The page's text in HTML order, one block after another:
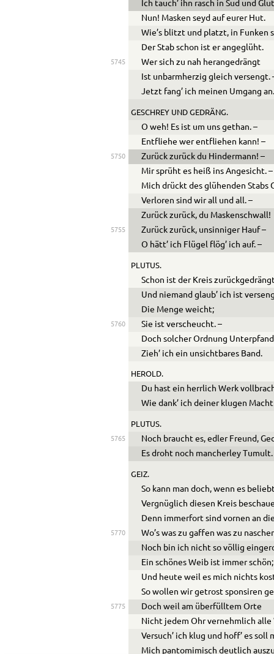
Ich tauch’ ihn rasch in Sud und
Nun! Masken seyd auf eurer Hut.
Wie’s blitzt und platzt, in Funken
Der Stab schon ist er angeglüht.
5745
Wer sich zu nah herangedrängt
Ist unbarmherzig gleich versengt.
Jetzt fang’ ich meinen Umgang
GESCHREY UND GEDRÄNG.
O weh! Es ist um uns gethan. –
Entfliehe wer entfliehen kann! –
5750
Zurück zurück du Hindermann! –
Mir sprüht es heiß ins Angesicht. –
Mich drückt des glühenden Stabs
Verloren sind wir all und all. –
Zurück zurück, du Maskenschwall!
5755
Zurück zurück, unsinniger Hauf –
O hätt’ ich Flügel flög’ ich auf. –
PLUTUS.
Schon ist der Kreis
Und niemand glaub’ ich ist
Die Menge weicht;
5760
Sie ist verscheucht. –
Doch solcher Ordnung Unterpfand
Zieh’ ich ein unsichtbares Band.
HEROLD.
Du hast ein herrlich Werk
Wie dank’ ich deiner klugen
PLUTUS.
5765
Noch braucht es, edler Freund,
Es droht noch mancherley Tumult.
GEIZ.
So kann man doch, wenn es
Vergnüglich diesen Kreis
Denn immerfort sind vornen an
5770
Wo’s was zu gaffen was zu
Noch bin ich nicht so völlig
Ein schönes Weib ist immer schön;
Und heute weil es mich nichts
So wollen wir getrost sponsiren
5775
Doch weil am überfülltem Orte
Nicht jedem Ohr vernehmlich alle
Versuch’ ich klug und hoff’ es soll
Mich pantomimisch deutlich